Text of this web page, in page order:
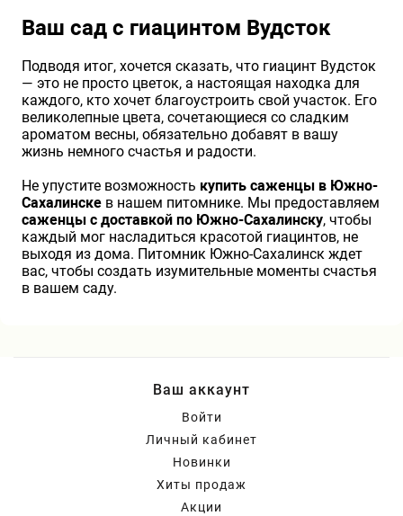
Ваш сад с гиацинтом Вудсток
Подводя итог, хочется сказать, что гиацинт Вудсток
— это не просто цветок, а настоящая находка для
каждого, кто хочет благоустроить свой участок. Его
великолепные цвета, сочетающиеся со сладким
ароматом весны, обязательно добавят в вашу
жизнь немного счастья и радости.
Не упустите возможность купить саженцы в Южно-
Сахалинске в нашем питомнике. Мы предоставляем
саженцы с доставкой по Южно-Сахалинску, чтобы
каждый мог насладиться красотой гиацинтов, не
выходя из дома. Питомник Южно-Сахалинск ждет
вас, чтобы создать изумительные моменты счастья
в вашем саду.
Ваш аккаунт
Войти
Личный кабинет
Новинки
Хиты продаж
Акции